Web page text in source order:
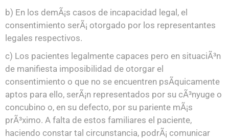
b) En los demÃ¡s casos de incapacidad legal, el
consentimiento serÃ¡ otorgado por los representantes
legales respectivos.
c) Los pacientes legalmente capaces pero en situaciÃ³n
de manifiesta imposibilidad de otorgar el
consentimiento o que no se encuentren psÃ­quicamente
aptos para ello, serÃ¡n representados por su cÃ³nyuge o
concubino o, en su defecto, por su pariente mÃ¡s
prÃ³ximo. A falta de estos familiares el paciente,
haciendo constar tal circunstancia, podrÃ¡ comunicar